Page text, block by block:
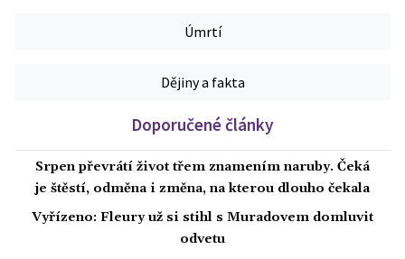
Úmrtí
Dějiny a fakta
Doporučené články
Srpen převrátí život třem znamením naruby. Čeká
je štěstí, odměna i změna, na kterou dlouho čekala
Vyřízeno: Fleury už si stihl s Muradovem domluvit
odvetu